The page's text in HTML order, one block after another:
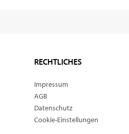
RECHTLICHES
Impressum
AGB
Datenschutz
Cookie-Einstellungen